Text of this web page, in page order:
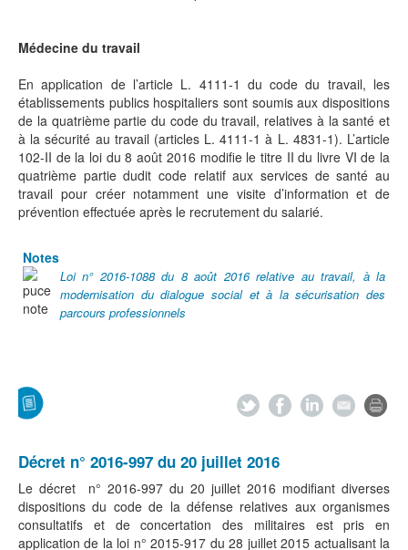
Médecine du travail
En application de l’article L. 4111-1 du code du travail, les
établissements publics hospitaliers sont soumis aux dispositions
de la quatrième partie du code du travail, relatives à la santé et
à la sécurité au travail (articles L. 4111-1 à L. 4831-1). L’article
102-II de la loi du 8 août 2016 modifie le titre II du livre VI de la
quatrième partie dudit code relatif aux services de santé au
travail pour créer notamment une visite d’information et de
prévention effectuée après le recrutement du salarié.
Notes
Loi n° 2016-1088 du 8 août 2016 relative au travail, à la
modernisation du dialogue social et à la sécurisation des
parcours professionnels
Décret n° 2016-997 du 20 juillet 2016
Le décret n° 2016-997 du 20 juillet 2016 modifiant diverses
dispositions du code de la défense relatives aux organismes
consultatifs et de concertation des militaires est pris en
application de la loi n° 2015-917 du 28 juillet 2015 actualisant la